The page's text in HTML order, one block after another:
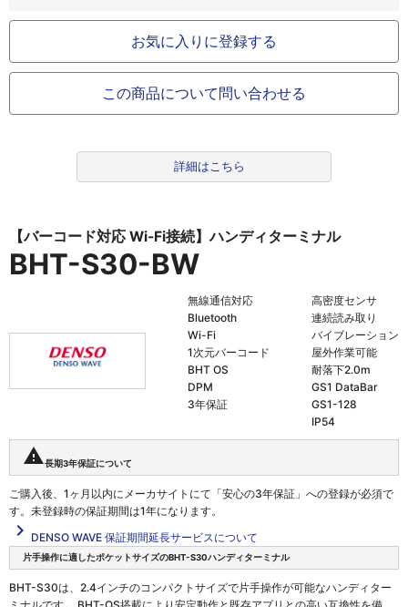
お気に入りに登録する
この商品について問い合わせる
詳細はこちら
【バーコード対応 Wi-Fi接続】ハンディターミナル
BHT-S30-BW
無線通信対応
Bluetooth
Wi-Fi
1次元バーコード
BHT OS
DPM
3年保証
高密度センサ
連続読み取り
バイブレーション
屋外作業可能
耐落下2.0m
GS1 DataBar
GS1-128
IP54
warning 長期3年保証について
ご購入後、1ヶ月以内にメーカサイトにて「安心の3年保証」への登録が必須で
す。未登録時の保証期間は1年になります。
navigate_next DENSO WAVE 保証期間延長サービスについて
片手操作に適したポケットサイズのBHT-S30ハンディターミナル
BHT-S30は、2.4インチのコンパクトサイズで片手操作が可能なハンディター